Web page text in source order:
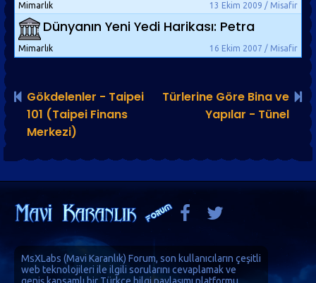
13 Ekim 2009 / Misafir
Mimarlık
Dünyanın Yeni Yedi Harikası: Petra
16 Ekim 2007 / Misafir
Mimarlık
Gökdelenler - Taipei
101 (Taipei Finans
Merkezi)
Türlerine Göre Bina ve
Yapılar - Tünel
MsXLabs (Mavi Karanlık) Forum, son kullanıcıların çeşitli
web teknolojileri ile ilgili sorularını cevaplamak ve